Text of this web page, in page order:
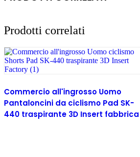
Prodotti correlati
Commercio all'ingrosso Uomo
Pantaloncini da ciclismo Pad SK-
440 traspirante 3D Insert fabbrica